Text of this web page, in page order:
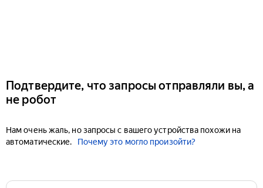
Подтвердите, что запросы отправляли вы, а
не робот
Нам очень жаль, но запросы с вашего устройства похожи на
автоматические.
Почему это могло произойти?